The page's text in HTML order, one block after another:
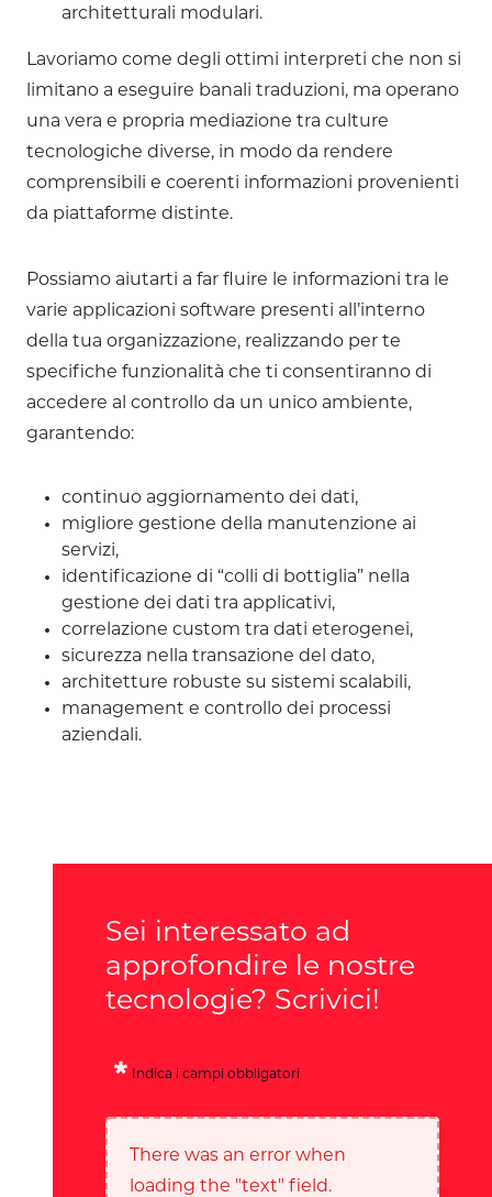
architetturali modulari.
Lavoriamo come degli ottimi interpreti che non si
limitano a eseguire banali traduzioni, ma operano
una vera e propria mediazione tra culture
tecnologiche diverse, in modo da rendere
comprensibili e coerenti informazioni provenienti
da piattaforme distinte.
Possiamo aiutarti a far fluire le informazioni tra le
varie applicazioni software presenti all’interno
della tua organizzazione, realizzando per te
specifiche funzionalità che ti consentiranno di
accedere al controllo da un unico ambiente,
garantendo:
continuo aggiornamento dei dati,
migliore gestione della manutenzione ai
servizi,
identificazione di “colli di bottiglia” nella
gestione dei dati tra applicativi,
correlazione custom tra dati eterogenei,
sicurezza nella transazione del dato,
architetture robuste su sistemi scalabili,
management e controllo dei processi
aziendali.
Sei interessato ad
approfondire le nostre
tecnologie? Scrivici!
Indica i campi obbligatori
There was an error when
loading the "text" field.